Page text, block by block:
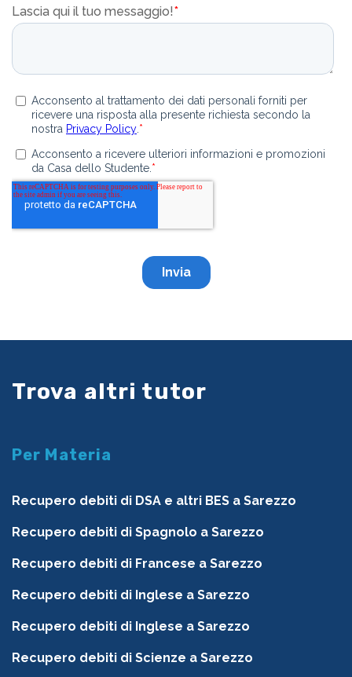
Trova altri tutor
Per Materia
Recupero debiti di DSA e altri BES a Sarezzo
Recupero debiti di Spagnolo a Sarezzo
Recupero debiti di Francese a Sarezzo
Recupero debiti di Inglese a Sarezzo
Recupero debiti di Inglese a Sarezzo
Recupero debiti di Scienze a Sarezzo